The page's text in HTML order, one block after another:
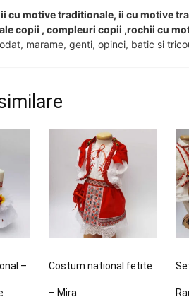
ii cu motive traditionale, ii cu motive
copii , compleuri copii ,rochii cu
marame, genti, opinci, batic si
– Costum national fetite
– Mira